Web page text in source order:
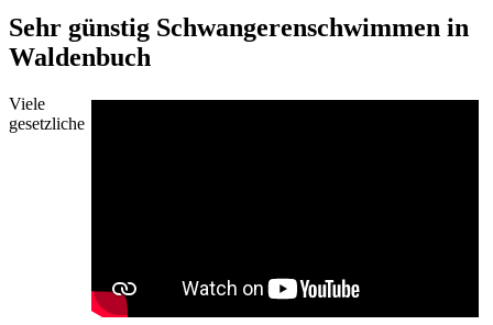
Sehr günstig Schwangerenschwimmen in
Waldenbuch
Viele
gesetzliche